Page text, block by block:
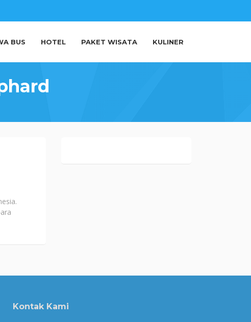
BUS HOTEL PAKET WISATA KULINER
Kontak Kami